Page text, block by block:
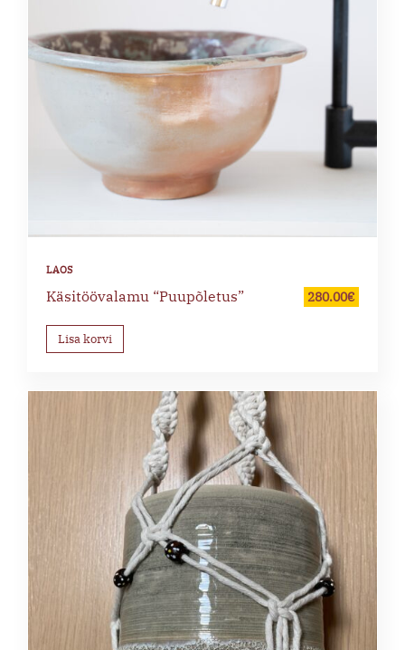
Käsitöövalamu “Puupõletus” 280.00€
Lisa korvi